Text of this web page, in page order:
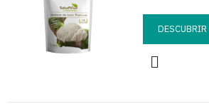
DESCUBRIR